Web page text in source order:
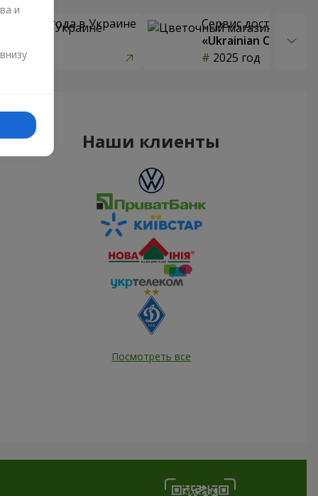
цветов года в Украине
Сервис доставки
«Ukrainian Choice»
2025 год
Наши клиенты
Посмотреть все
и